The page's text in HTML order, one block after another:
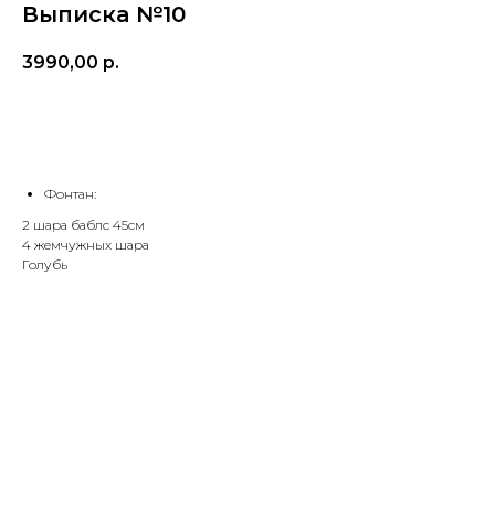
Выписка №10
3990,00 р.
Фонтан:
2 шара баблс 45см
4 жемчужных шара
Голубь